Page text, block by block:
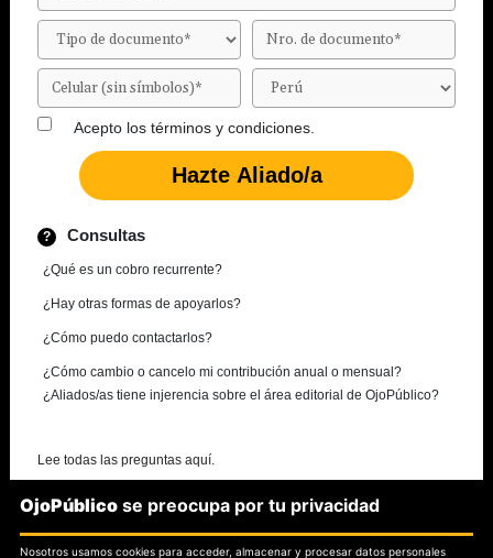
Acepto los términos y condiciones.
Consultas
¿Qué es un cobro recurrente?
¿Hay otras formas de apoyarlos?
¿Cómo puedo contactarlos?
¿Cómo cambio o cancelo mi contribución anual o mensual?
¿Aliados/as tiene injerencia sobre el área editorial de OjoPúblico?
Lee todas las preguntas aquí.
¿Necesitas más información?
OjoPúblico se preocupa por tu privacidad
Nosotros usamos cookies para acceder, almacenar y procesar datos personales